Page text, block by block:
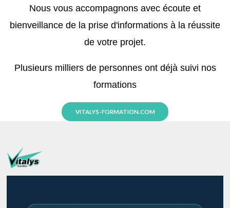
Nous vous accompagnons avec écoute et
bienveillance de la prise d'informations à la réussite
de votre projet.
Plusieurs milliers de personnes ont déjà suivi nos
formations
VITALYS-FORMATION.COM